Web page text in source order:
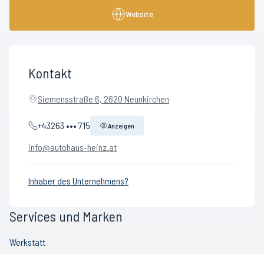
Website
Kontakt
Siemensstraße 6, 2620 Neunkirchen
+43263 ••• 715 Anzeigen
info@autohaus-heinz.at
Inhaber des Unternehmens?
Services und Marken
Werkstatt